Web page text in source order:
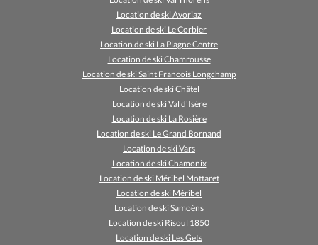
Location de ski Avoriaz
Location de ski Le Corbier
Location de ski La Plagne Centre
Location de ski Chamrousse
Location de ski Saint Francois Longchamp
Location de ski Châtel
Location de ski Val d'Isère
Location de ski La Rosière
Location de ski Le Grand Bornand
Location de ski Vars
Location de ski Chamonix
Location de ski Méribel Mottaret
Location de ski Méribel
Location de ski Samoëns
Location de ski Risoul 1850
Location de ski Les Gets